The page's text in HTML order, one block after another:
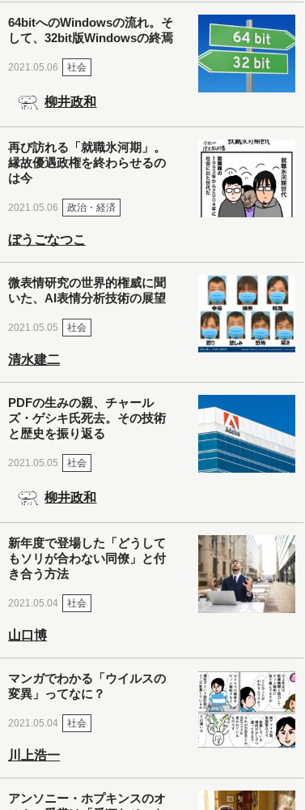
64bitへのWindowsの流れ。そ
して、32bit版Windowsの終焉
2021.05.06 社会
柳井政和
再び訪れる「就職氷河期」。
縁故優遇政権を終わらせるの
は今
2021.05.06 政治・経済
ぼうごなつこ
微表情研究の世界的権威に聞
いた、AI表情分析技術の展望
2021.05.05 社会
清水建二
PDFの生みの親、チャール
ズ・ゲシキ氏死去。その技術
と歴史を振り返る
2021.05.05 社会
柳井政和
新年度で登場した「どうして
もソリが合わない同僚」と付
き合う方法
2021.05.04 社会
山口博
マンガでわかる「ウイルスの
変異」ってなに？
2021.05.04 社会
川上浩一
アンソニー・ホプキンスのオ